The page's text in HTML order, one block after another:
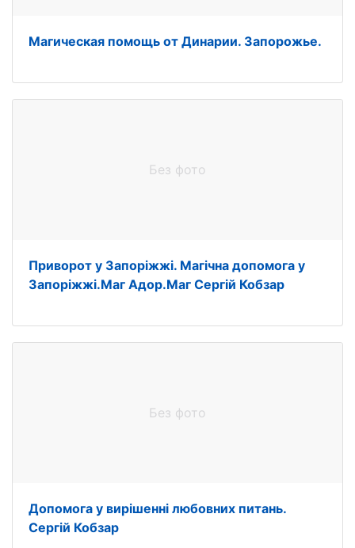
Магическая помощь от Динарии. Запорожье.
Без фото
Приворот у Запоріжжі. Магічна допомога у
Запоріжжі.Маг Адор.Маг Сергій Кобзар
Без фото
Допомога у вирішенні любовних питань.
Сергій Кобзар